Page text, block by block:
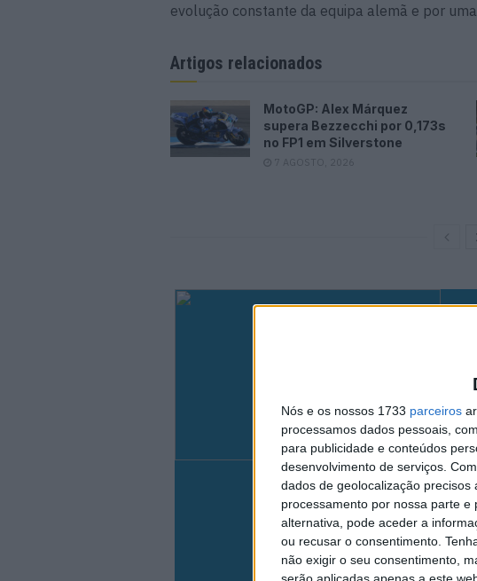
Nós e os nossos 1733 parceiros
processamos dados pessoais,
para publicidade e conteúdos
desenvolvimento de serviços.
dados de geolocalização
processamento por nossa parte
alternativa, pode aceder a
ou recusar o consentimento.
não exigir o seu consentimento,
evolução constante da equipa alemã e por
Artigos relacionados
MotoGP: Alex Márquez
supera Bezzecchi por 0,173s
no FP1 em Silverstone
7 AGOSTO, 2026